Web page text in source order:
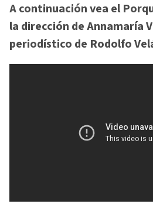
A continuación vea el
la dirección de Annamaría
periodístico de Rodolfo